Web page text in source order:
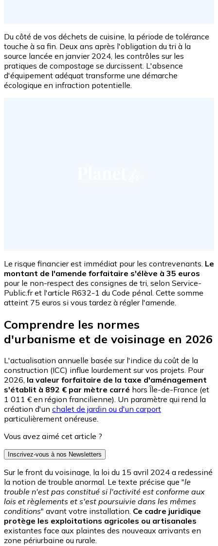
Du côté de vos déchets de cuisine, la période de tolérance
touche à sa fin. Deux ans après l'obligation du tri à la
source lancée en janvier 2024, les contrôles sur les
pratiques de compostage se durcissent. L'absence
d'équipement adéquat transforme une démarche
écologique en infraction potentielle.
Le risque financier est immédiat pour les contrevenants. Le
montant de l'amende forfaitaire s'élève à 35 euros
pour le non-respect des consignes de tri, selon Service-
Public.fr et l'article R632-1 du Code pénal. Cette somme
atteint 75 euros si vous tardez à régler l'amende.
Comprendre les normes
d'urbanisme et de voisinage en 2026
L'actualisation annuelle basée sur l'indice du coût de la
construction (ICC) influe lourdement sur vos projets. Pour
2026, la valeur forfaitaire de la taxe d'aménagement
s'établit à 892 € par mètre carré hors Île-de-France (et
1 011 € en région francilienne). Un paramètre qui rend la
création d'un chalet de jardin ou d'un carport
particulièrement onéreuse.
Vous avez aimé cet article ?
Inscrivez-vous à nos Newsletters
Sur le front du voisinage, la loi du 15 avril 2024 a redessiné
la notion de trouble anormal. Le texte précise que "le
trouble n'est pas constitué si l'activité est conforme aux
lois et règlements et s'est poursuivie dans les mêmes
conditions" avant votre installation. Ce cadre juridique
protège les exploitations agricoles ou artisanales
existantes face aux plaintes des nouveaux arrivants en
zone périurbaine ou rurale.